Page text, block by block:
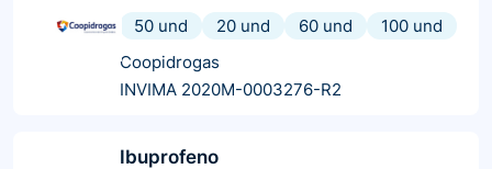
50 und
20 und 60 und
100 und
Coopidrogas
INVIMA 2020M-0003276-R2
Ibuprofeno